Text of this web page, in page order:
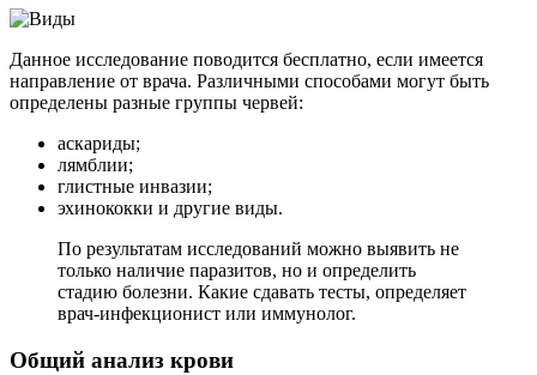
Данное исследование поводится бесплатно, если имеется
направление от врача. Различными способами могут быть
определены разные группы червей:
аскариды;
лямблии;
глистные инвазии;
эхинококки и другие виды.
По результатам исследований можно выявить не
только наличие паразитов, но и определить
стадию болезни. Какие сдавать тесты, определяет
врач-инфекционист или иммунолог.
Общий анализ крови